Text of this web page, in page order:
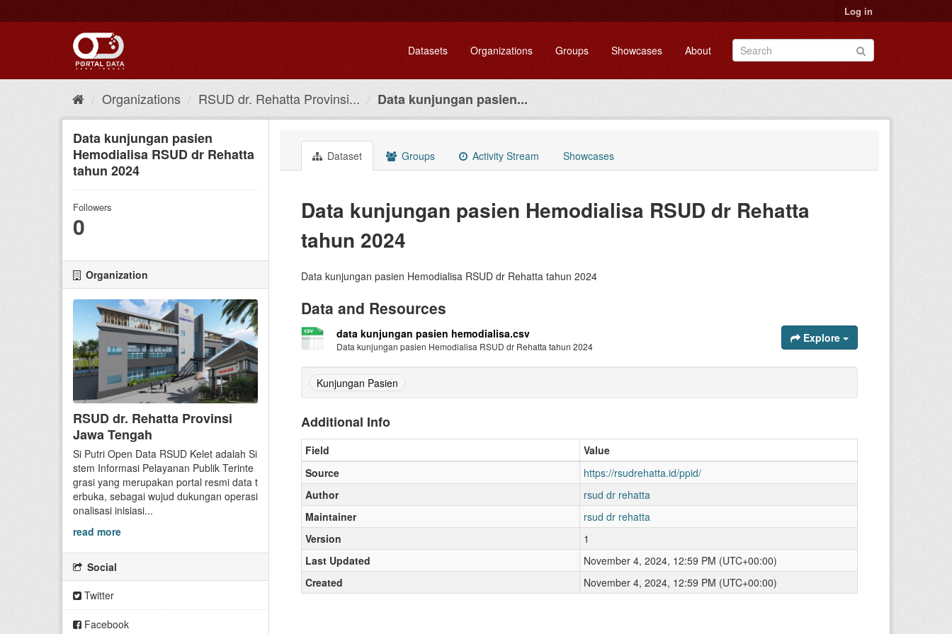
to
Log in
Datasets Organizations Groups Showcases About
Organizations RSUD dr. Rehatta Provinsi... Data kunjungan pasien...
Data kunjungan pasien
Hemodialisa RSUD dr Rehatta
tahun 2024
Followers
0
Organization
RSUD dr. Rehatta Provinsi
Jawa Tengah
Si Putri Open Data RSUD Kelet adalah Si
stem Informasi Pelayanan Publik Terinte
grasi yang merupakan portal resmi data t
erbuka, sebagai wujud dukungan operasi
onalisasi inisiasi...
read more
Social
Twitter
Facebook
Dataset Groups Activity Stream Showcases
Data kunjungan pasien Hemodialisa RSUD dr Rehatta
tahun 2024
Data kunjungan pasien Hemodialisa RSUD dr Rehatta tahun 2024
Data and Resources
data kunjungan pasien hemodialisa.csv
Data kunjungan pasien Hemodialisa RSUD dr Rehatta tahun 2024
Explore
Kunjungan Pasien
Additional Info
Field
Value
Source
https://rsudrehatta.id/ppid/
Author
rsud dr rehatta
Maintainer
rsud dr rehatta
Version
1
Last Updated
November 4, 2024, 12:59 PM (UTC+00:00)
Created
November 4, 2024, 12:59 PM (UTC+00:00)